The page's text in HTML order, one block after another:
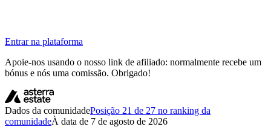
Entrar na plataforma
Apoie-nos usando o nosso link de afiliado: normalmente recebe um
bónus e nós uma comissão. Obrigado!
Dados da comunidadePosição 21 de 27 no ranking da
comunidadeÀ data de 7 de agosto de 2026